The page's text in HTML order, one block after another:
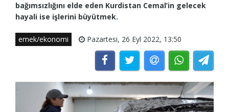
bağımsızlığını elde eden Kurdistan Cemal’in gelecek
hayali ise işlerini büyütmek.
emek/ekonomi Pazartesi, 26 Eyl 2022, 13:50